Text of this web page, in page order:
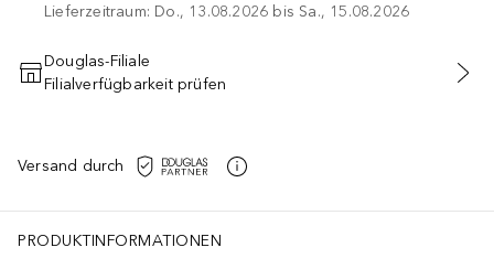
Lieferzeitraum: Do., 13.08.2026 bis Sa., 15.08.2026
IN DEN WARENKORB
Douglas-Filiale
Filialverfügbarkeit prüfen
Versand durch
PRODUKTINFORMATIONEN